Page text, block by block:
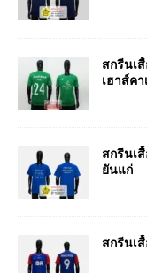
สกรีนเ
เฮาส์ค
สกรีนเ
ยันแก่
สกรีนเ